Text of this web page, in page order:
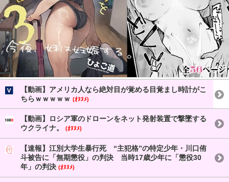
【動画】アメリカ人なら絶対目が覚める目覚まし時計がこ
ちらｗｗｗｗｗ (ｵﾇﾇﾒ)
【動画】ロシア軍のドローンをネット発射装置で撃墜する
ウクライナ。
(ｵﾇﾇﾒ)
【速報】江別大学生暴行死 “主犯格”の特定少年・川口侑
斗被告に「無期懲役」の判決 当時17歳少年に「懲役30
年」の判決 (ｵﾇﾇﾒ)